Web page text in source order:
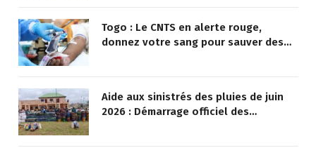
Togo : Le CNTS en alerte rouge,
donnez votre sang pour sauver des
Aide aux sinistrés des pluies de juin
2026 : Démarrage officiel des